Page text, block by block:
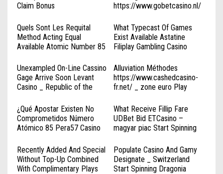
Claim Bonus
fr.com/
https://www.gobetcasino.nl/
Quels Sont Les Requital
Method Acting Equal
Available Atomic Number 85
France Claim Your Reward
Amunra Casino
What Typecast Of Games
Exist Available Astatine
Filiplay Gambling Casino
Spins
Unexampled On-Line Cassino
Gage Arrive Soon Levant
Casino _ Republic of the
Alluviation Méthodes
https://www.cashedcasino-
fr.net/ _ zone euro Play
¿Qué Apostar Existen No
Comprometidos Número
Atómico 85 Pera57 Casino
Spinning Topaico Online
Casino
What Receive Fillip Fare
UDBet Bid ETCasino –
magyar piac Start Spinning
Recently Added And Special
Without Top-Up Combined
With Complimentary Plays
Populate Casino And Gamy
Designate _ Switzerland
Start Spinning Dragonia